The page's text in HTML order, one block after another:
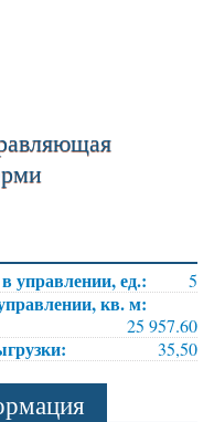
управлении, ед.: 5
кв. м:
25 957.60
35,50